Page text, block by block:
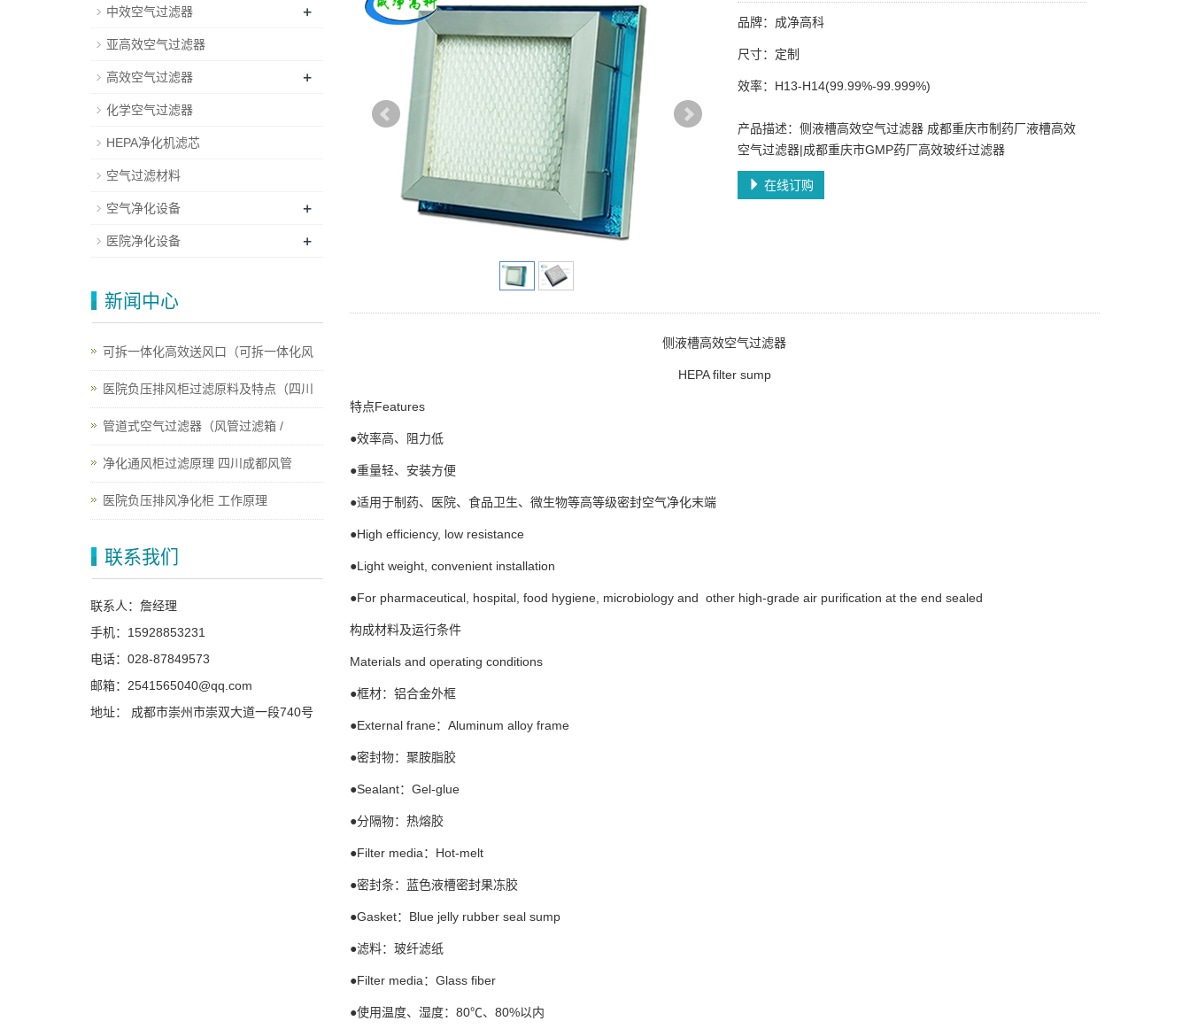
品牌：成净高科
尺寸：定制
效率：H13-H14(99.99%-99.999%)
产品描述：侧液槽高效空气过滤器 成都重庆市制药厂液槽高效
空气过滤器|成都重庆市GMP药厂高效玻纤过滤器
在线订购
侧液槽高效空气过滤器
HEPA filter sump
特点Features
●效率高、阻力低
●重量轻、安装方便
●适用于制药、医院、食品卫生、微生物等高等级密封空气净化末端
●High efficiency, low resistance
●Light weight, convenient installation
●For pharmaceutical, hospital, food hygiene, microbiology and other high-grade air purification at the end sealed
构成材料及运行条件
Materials and operating conditions
●框材：铝合金外框
●External frane：Aluminum alloy frame
●密封物：聚胺脂胶
●Sealant：Gel-glue
●分隔物：热熔胶
●Filter media：Hot-melt
●密封条：蓝色液槽密封果冻胶
●Gasket：Blue jelly rubber seal sump
●滤料：玻纤滤纸
●Filter media：Glass fiber
●使用温度、湿度：80℃、80%以内
中效空气过滤器 +
亚高效空气过滤器
高效空气过滤器 +
化学空气过滤器
HEPA净化机滤芯
空气过滤材料
空气净化设备 +
医院净化设备 +
新闻中心
可拆一体化高效送风口（可拆一体化风
医院负压排风柜过滤原料及特点（四川
管道式空气过滤器（风管过滤箱 /
净化通风柜过滤原理 四川成都风管
医院负压排风净化柜 工作原理
联系我们
联系人：詹经理
手机：15928853231
电话：028-87849573
邮箱：2541565040@qq.com
地址： 成都市崇州市崇双大道一段740号